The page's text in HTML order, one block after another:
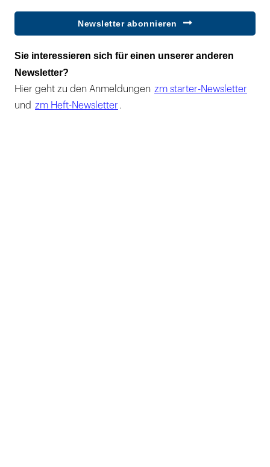
Newsletter abonnieren
Sie interessieren sich für einen unserer anderen
Newsletter?
Hier geht zu den Anmeldungen zm starter-Newsletter
und zm Heft-Newsletter .